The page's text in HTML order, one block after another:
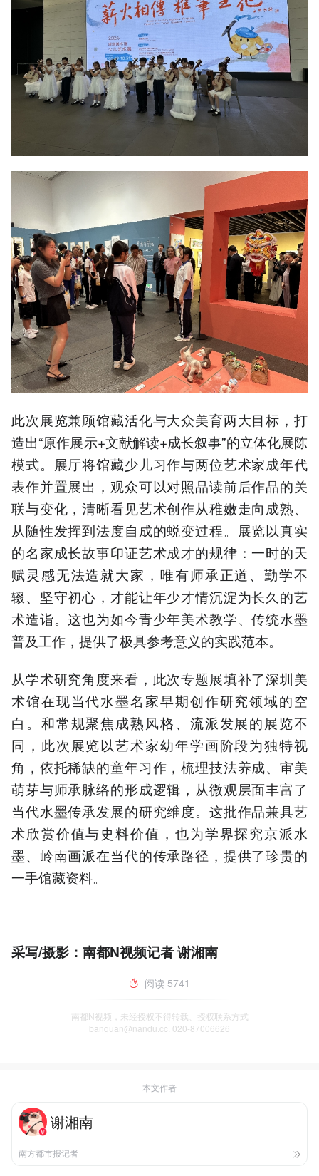
此次展览兼顾馆藏活化与大众美育两大目标，打
造出“原作展示+文献解读+成长叙事”的立体化展陈
模式。展厅将馆藏少儿习作与两位艺术家成年代
表作并置展出，观众可以对照品读前后作品的关
联与变化，清晰看见艺术创作从稚嫩走向成熟、
从随性发挥到法度自成的蜕变过程。展览以真实
的名家成长故事印证艺术成才的规律：一时的天
赋灵感无法造就大家，唯有师承正道、勤学不
辍、坚守初心，才能让年少才情沉淀为长久的艺
术造诣。这也为如今青少年美术教学、传统水墨
普及工作，提供了极具参考意义的实践范本。
从学术研究角度来看，此次专题展填补了深圳美
术馆在现当代水墨名家早期创作研究领域的空
白。和常规聚焦成熟风格、流派发展的展览不
同，此次展览以艺术家幼年学画阶段为独特视
角，依托稀缺的童年习作，梳理技法养成、审美
萌芽与师承脉络的形成逻辑，从微观层面丰富了
当代水墨传承发展的研究维度。这批作品兼具艺
术欣赏价值与史料价值，也为学界探究京派水
墨、岭南画派在当代的传承路径，提供了珍贵的
一手馆藏资料。
采写/摄影：南都N视频记者 谢湘南
阅读 5741
南都N视频，未经授权不得转载、授权联系方式
banquan@nandu.cc. 020-87006626
本文作者
谢湘南
南方都市报记者